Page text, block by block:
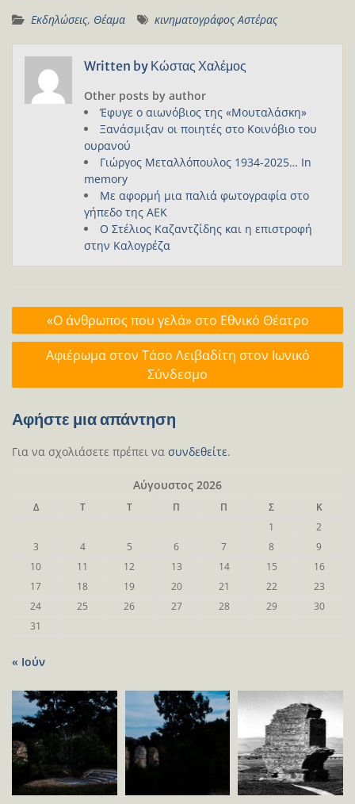
Εκδηλώσεις, Θέαμα κινηματογράφος Αστέρας
Written by Κώστας Χαλέμος
Other posts by author
Έφυγε ο αιωνόβιος της «Μουταλάσκη»
Ξανάσμιξαν οι ποιητές στο Κοινόβιο του
ουρανού
Γιώργος Μεταλλόπουλος 1934-2025… In
memory
Με αφορμή μια παλιά φωτογραφία στο
γήπεδο της ΑΕΚ
Ο Στέλιος Καζαντζίδης και η επιστροφή
στην Καλογρέζα
Πλοήγηση
άρθρων
«Ο άνθρωπος που γελά» στο Εθνικό Θέατρο
Αφιέρωμα στον Τάσο Λειβαδίτη στον Ιωνικό
Σύνδεσμο
Αφήστε μια απάντηση
Για να σχολιάσετε πρέπει να συνδεθείτε.
Αύγουστος 2026
Δ Τ Τ Π Π Σ
Κ
1
2
3
4 5 6 7 8
9
10
11 12 13 14 15
16
17
18 19 20 21 22
23
24
25 26 27 28 29
30
31
« Ιούν